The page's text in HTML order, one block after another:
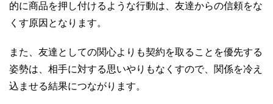
的に商品を押し付けるような行動は、友達からの信頼をな
くす原因となります。
また、友達としての関心よりも契約を取ることを優先する
姿勢は、相手に対する思いやりもなくすので、関係を冷え
込ませる結果につながります。